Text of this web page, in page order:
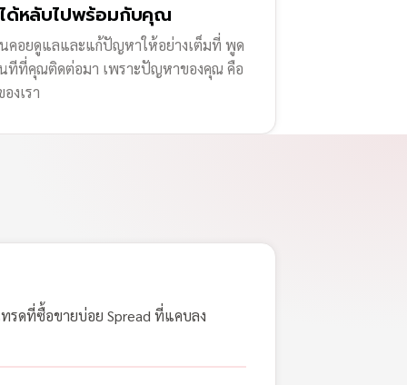
ได้หลับไปพร้อมกับคุณ
คอยดูแลและแก้ปัญหาให้อย่างเต็มที่ พูด
ทีที่คุณติดต่อมา เพราะปัญหาของคุณ คือ
งเรา
รดที่ซื้อขายบ่อย Spread ที่แคบลง